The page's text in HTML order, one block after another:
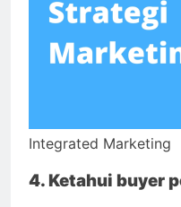
Integrated Marketing
4. Ketahui buyer